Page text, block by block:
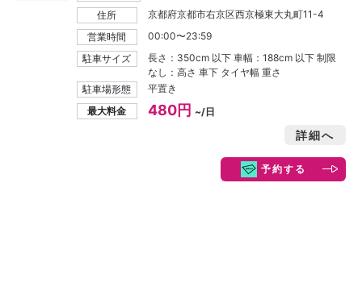
住所
京都府京都市右京区西京極東大丸町11-4
営業時間
00:00〜23:59
駐車サイズ
長さ：350cm 以下 車幅：188cm 以下 制限
なし：高さ 車下 タイヤ幅 重さ
駐車場形態
平置き
最大料金
480円 ~/日
詳細へ
予約する